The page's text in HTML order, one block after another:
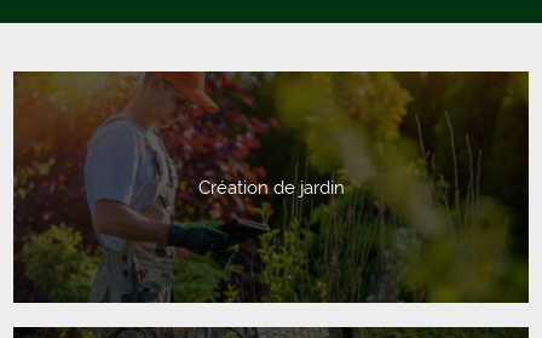
Création de jardin